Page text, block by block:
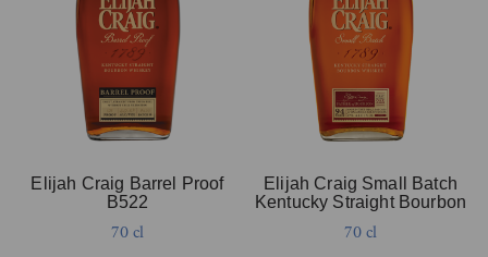
Elijah Craig Barrel Proof
B522
70 cl
Elijah Craig Small Batch
Kentucky Straight Bourbon
70 cl